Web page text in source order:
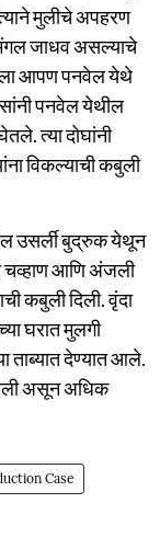
मुलीचे अपहरण
मंगल जाधव असल्याचे
आपण पनवेल येथे
पनवेल येथील
त्या दोघांनी
विकल्याची कबुली
उसर्ली बुद्रुक येथून
चव्हाण आणि अंजली
कबुली दिली. वृंदा
घरात मुलगी
ताब्यात देण्यात आले.
असून अधिक
Case